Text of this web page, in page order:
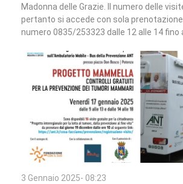
Madonna delle Grazie. Il numero delle
pertanto si accede con sola prenotazione
numero 0835/253323 dalle 12 alle 14 fino
3 Gennaio 2025- 08:23